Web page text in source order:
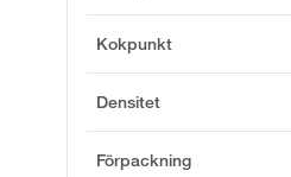
Kokpunkt
Densitet
Förpackning